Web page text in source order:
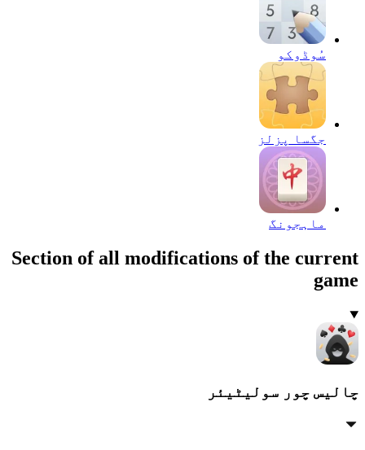
سُوڈوکو
جگسا پزلز
ماہجونگ
Section of all modifications of the current
game
چالیس چور سولیٹیئر